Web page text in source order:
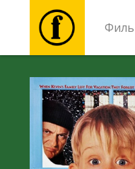
Фильмы
Билеты
Культура